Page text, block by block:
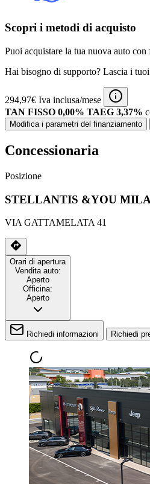
Scopri i metodi di acquisto
Puoi acquistare la tua nuova auto
Hai bisogno di supporto? Lascia i
294,97€ Iva inclusa/mese
TAN FISSO 0,00% TAEG 3,37%
Modifica i parametri del finanziamento
Concessionaria
Posizione
STELLANTIS &YOU
VIA GATTAMELATA 41
Orari di apertura
Vendita auto:
Aperto
Officina:
Aperto
Richiedi informazioni Richiedi